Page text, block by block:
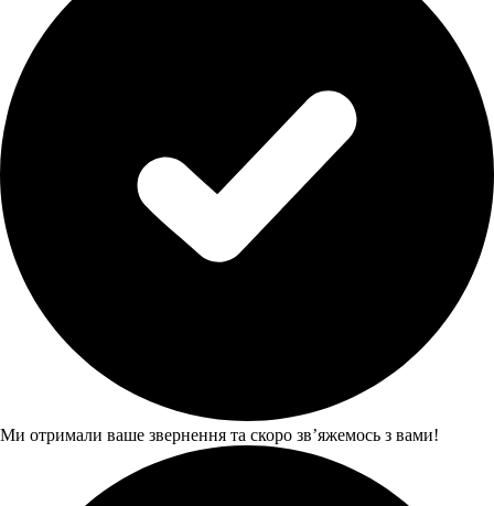
Ми отримали ваше звернення та скоро звʼяжемось з вами!